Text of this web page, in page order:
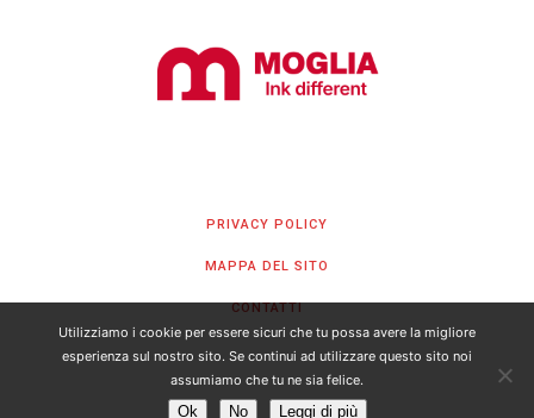
PRIVACY POLICY
MAPPA DEL SITO
CONTATTI
Utilizziamo i cookie per essere sicuri che tu possa avere la migliore
esperienza sul nostro sito. Se continui ad utilizzare questo sito noi
assumiamo che tu ne sia felice.
Ok No Leggi di più